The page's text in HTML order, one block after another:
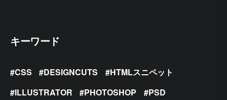
キーワード
CSS DESIGNCUTS
HTMLスニペット
ILLUSTRATOR
PHOTOSHOP
PSD